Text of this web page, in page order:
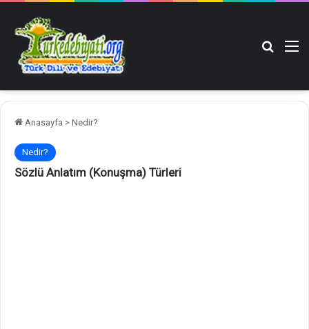
Anasayfa > Nedir?
Nedir?
Sözlü Anlatım (Konuşma) Türleri